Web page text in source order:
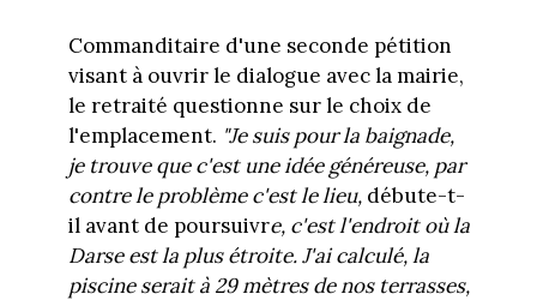
Commanditaire d'une seconde pétition
visant à ouvrir le dialogue avec la mairie,
le retraité questionne sur le choix de
l'emplacement. "Je suis pour la baignade,
je trouve que c'est une idée généreuse, par
contre le problème c'est le lieu,débute-t-
il avant de poursuivre, c'est l'endroit où la
Darse est la plus étroite. J'ai calculé, la
piscine serait à 29 mètres de nos terrasses,